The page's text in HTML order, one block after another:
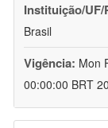
Instituição/UF/
Brasil
Vigência: Mon
00:00:00 BRT